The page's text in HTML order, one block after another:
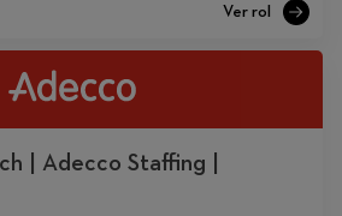
| Adecco Staffing |